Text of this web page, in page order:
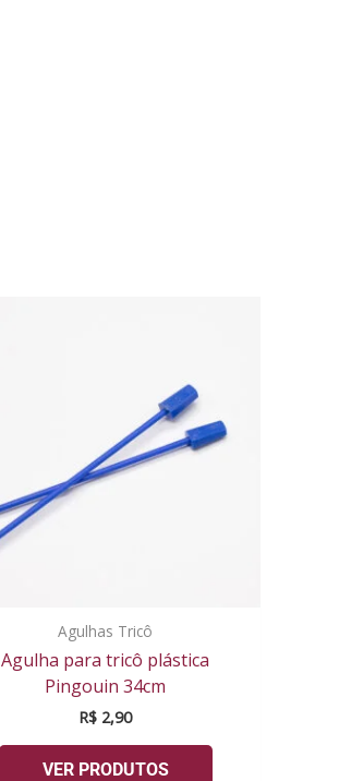
Agulhas Tricô
Agulha para tricô plástica
Pingouin 34cm
R$ 2,90
VER PRODUTOS